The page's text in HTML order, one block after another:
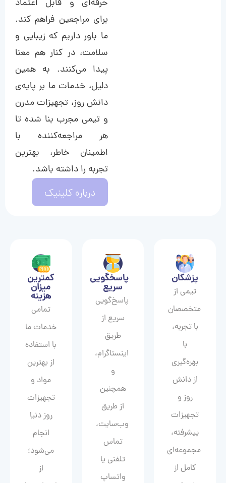
حرفه‌ای و قابل اعتماد
برای مراجعین فراهم کند.
ما باور داریم که زیبایی و
سلامت، در کنار هم معنا
پیدا می‌کنند. به همین
دلیل، خدمات ما بر پایه‌ی
دانش روز، تجهیزات مدرن
و تیمی مجرب بنا شده تا
هر مراجعه‌کننده با
اطمینان خاطر، بهترین
تجربه را داشته باشد.
درباره کلینیک
پزشکان
تیمی از
متخصصان
با تجربه،
با
بهره‌گیری
از دانش
روز و
تجهیزات
پیشرفته،
مجموعه‌ای
کامل از
پاسخگویی
سریع
پاسخ‌گویی
سریع از
طریق
اینستاگرام،
و
همچنین
از طریق
وب‌سایت،
تماس
تلفنی یا
واتساپ
کمترین
میزان
هزینه
تمامی
خدمات ما
با استفاده
از بهترین
مواد و
تجهیزات
روز دنیا
انجام
می‌شود؛
از